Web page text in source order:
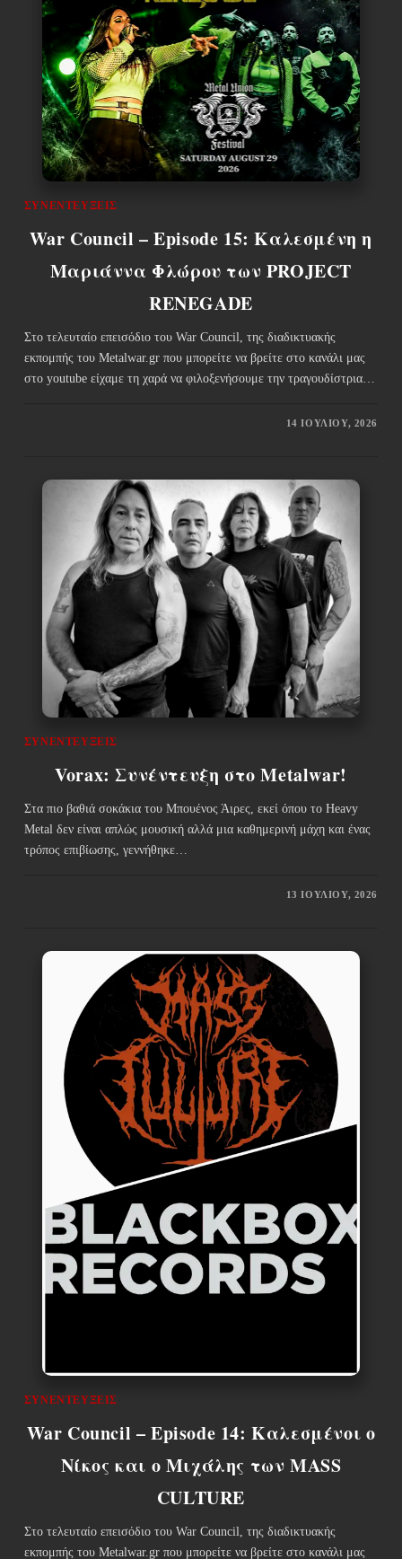
ΣΥΝΕΝΤΕΎΞΕΙΣ
War Council – Episode 15: Καλεσμένη η
Μαριάννα Φλώρου των PROJECT
RENEGADE
Στο τελευταίο επεισόδιο του War Council, της διαδικτυακής
εκπομπής του Metalwar.gr που μπορείτε να βρείτε στο κανάλι μας
στο youtube είχαμε τη χαρά να φιλοξενήσουμε την τραγουδίστρια…
14 ΙΟΥΛΊΟΥ, 2026
ΣΥΝΕΝΤΕΎΞΕΙΣ
Vorax: Συνέντευξη στο Metalwar!
Στα πιο βαθιά σοκάκια του Μπουένος Άιρες, εκεί όπου το Heavy
Metal δεν είναι απλώς μουσική αλλά μια καθημερινή μάχη και ένας
τρόπος επιβίωσης, γεννήθηκε…
13 ΙΟΥΛΊΟΥ, 2026
ΣΥΝΕΝΤΕΎΞΕΙΣ
War Council – Episode 14: Καλεσμένοι ο
Νίκος και ο Μιχάλης των MASS
CULTURE
Στο τελευταίο επεισόδιο του War Council, της διαδικτυακής
εκπομπής του Metalwar.gr που μπορείτε να βρείτε στο κανάλι μας